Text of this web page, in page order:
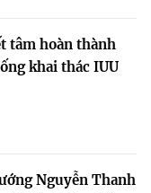
tâm hoàn thành
khai thác IUU
Nguyễn Thanh